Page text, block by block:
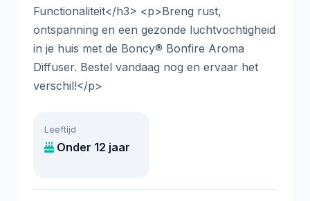
Functionaliteit</h3> <p>Breng rust,
ontspanning en een gezonde luchtvochtigheid
in je huis met de Boncy® Bonfire Aroma
Diffuser. Bestel vandaag nog en ervaar het
verschil!</p>
Leeftijd
Onder 12 jaar